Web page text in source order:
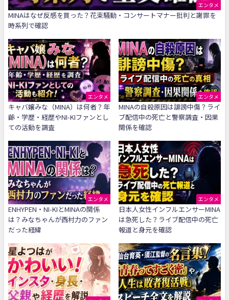
エンタメ
MINAはなぜ反感を買った？花束騒動・コンサートマナー批判と謝罪を
時系列で確認
エンタメ
キャバ嬢みな（MINA）は何者？年
齢・学歴・経歴やNI-KIファンとし
ての活動を調査
エンタメ
MINAの自殺原因は誹謗中傷？ライ
ブ配信中の死亡と警察調査・因果
関係を確認
エンタメ
ENHYPEN・NI-KIとMINAの関係
は？みなちゃんが西村力のファン
だった経緯
エンタメ
日本人女性インフルエンサーMINA
は急死した？ライブ配信中の死亡
報道と身元を確認